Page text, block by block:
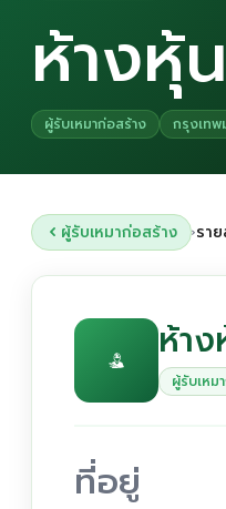
ห้างหุ้
ผู้รับเหมาก่อสร้าง กรุงเทพ
ผู้รับเหมาก่อสร้าง ›รา
ห้า
ผู้รับเหม
ที่อยู่